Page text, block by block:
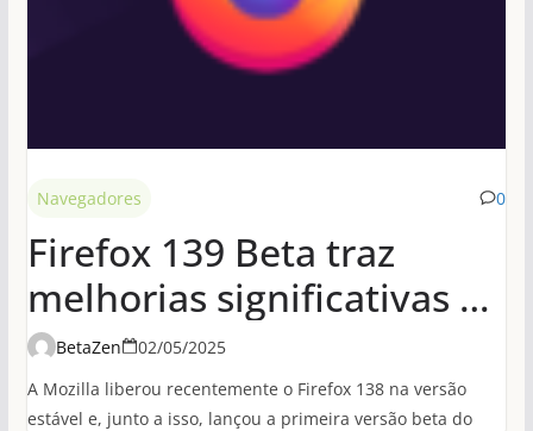
Navegadores 0
Firefox 139 Beta traz
melhorias significativas de
desempenho em
conexões HTTP/3
BetaZen
02/05/2025
A Mozilla liberou recentemente o Firefox 138 na versão
estável e, junto a isso, lançou a primeira versão beta do